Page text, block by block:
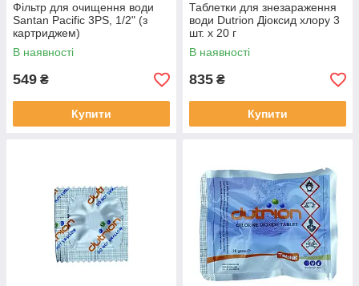
Фільтр для очищення води
Santan Pacific 3PS, 1/2" (з
картриджем)
В наявності
549 ₴
Купити
Таблетки для знезараження
води Dutrion Діоксид хлору 3
шт. х 20 г
В наявності
835 ₴
Купити